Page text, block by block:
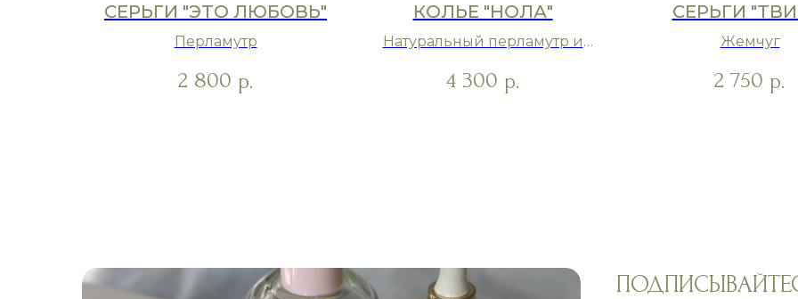
СЕРЬГИ "ЭТО ЛЮБОВЬ"
Перламутр
2 800 р.
КОЛЬЕ "НОЛА"
Натуральный перламутр и
4 300 р.
СЕРЬГИ
Жемчуг
2 750 р.